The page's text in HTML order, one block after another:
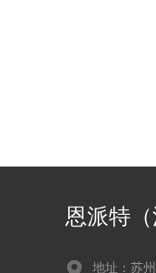
恩派特
地址：苏